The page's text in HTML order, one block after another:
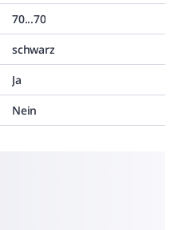
70...70
schwarz
Ja
Nein